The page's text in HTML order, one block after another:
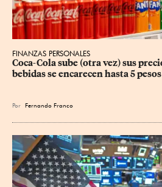
FINANZAS PERSONALES
Coca-Cola sube (otra vez) sus
bebidas se encarecen hasta 5 pesos
Por Fernando Franco